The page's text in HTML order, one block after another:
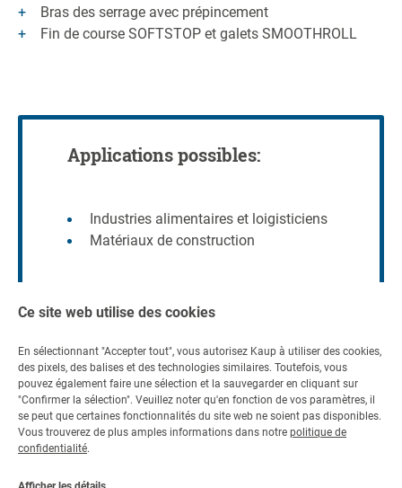
Bras des serrage avec prépincement
Fin de course SOFTSTOP et galets SMOOTHROLL
Applications possibles:
Industries alimentaires et loigisticiens
Matériaux de construction
Contact
Contactez-nous
Ce site web utilise des cookies
En sélectionnant "Accepter tout", vous autorisez Kaup à utiliser des cookies,
des pixels, des balises et des technologies similaires. Toutefois, vous
pouvez également faire une sélection et la sauvegarder en cliquant sur
"Confirmer la sélection". Veuillez noter qu'en fonction de vos paramètres, il
se peut que certaines fonctionnalités du site web ne soient pas disponibles.
Vous trouverez de plus amples informations dans notre politique de
confidentialité.